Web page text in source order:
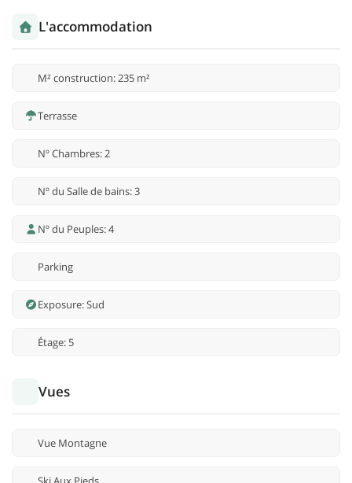
L'accommodation
M² construction: 235 m²
Terrasse
Nº Chambres: 2
Nº du Salle de bains: 3
Nº du Peuples: 4
Parking
Exposure: Sud
Étage: 5
Vues
Vue Montagne